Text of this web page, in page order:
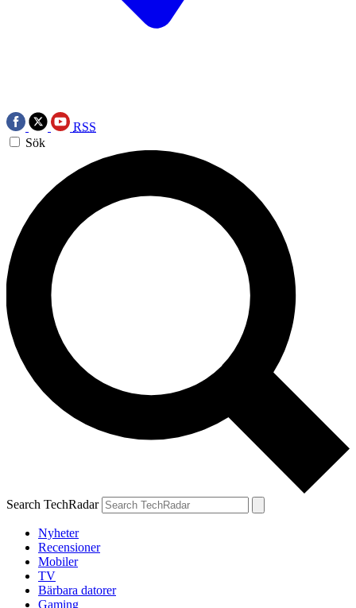
RSS
Sök
Search TechRadar
Nyheter
Recensioner
Mobiler
TV
Bärbara datorer
Gaming